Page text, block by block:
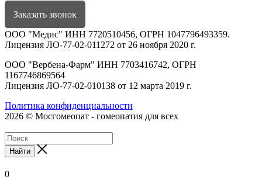
Заказать звонок
ООО "Медис" ИНН 7720510456, ОГРН 1047796493359.
Лицензия ЛО-77-02-011272 от 26 ноября 2020 г.
ООО "Вербена-Фарм" ИНН 7703416742, ОГРН
1167746869564
Лицензия ЛО-77-02-010138 от 12 марта 2019 г.
Политика конфиденциальности
2026 © Мосгомеопат - гомеопатия для всех
Найти
0